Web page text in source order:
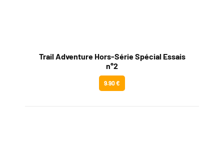
Trail Adventure Hors-Série Spécial Essais
n°2
9.90 €